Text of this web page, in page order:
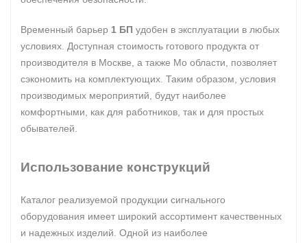
Временный барьер 1 БП удобен в эксплуатации в любых
условиях. Доступная стоимость готового продукта от
производителя в Москве, а также Мо области, позволяет
сэкономить на комплектующих. Таким образом, условия
производимых мероприятий, будут наиболее
комфортными, как для работников, так и для простых
обывателей.
Использование конструкций
Каталог реализуемой продукции сигнального
оборудования имеет широкий ассортимент качественных
и надежных изделий. Одной из наиболее